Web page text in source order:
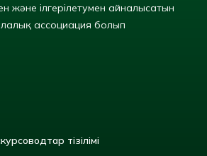
және ілгерілетумен айналысатын
ассоциация болып
тізілімі